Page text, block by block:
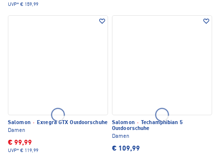
UVP* € 159,99
Salomon · Extegra GTX Outdoorschuhe
Damen
€ 99,99
UVP* € 119,99
Salomon ·
Techamphibian 5
Outdoorschuhe
Damen
€ 109,99